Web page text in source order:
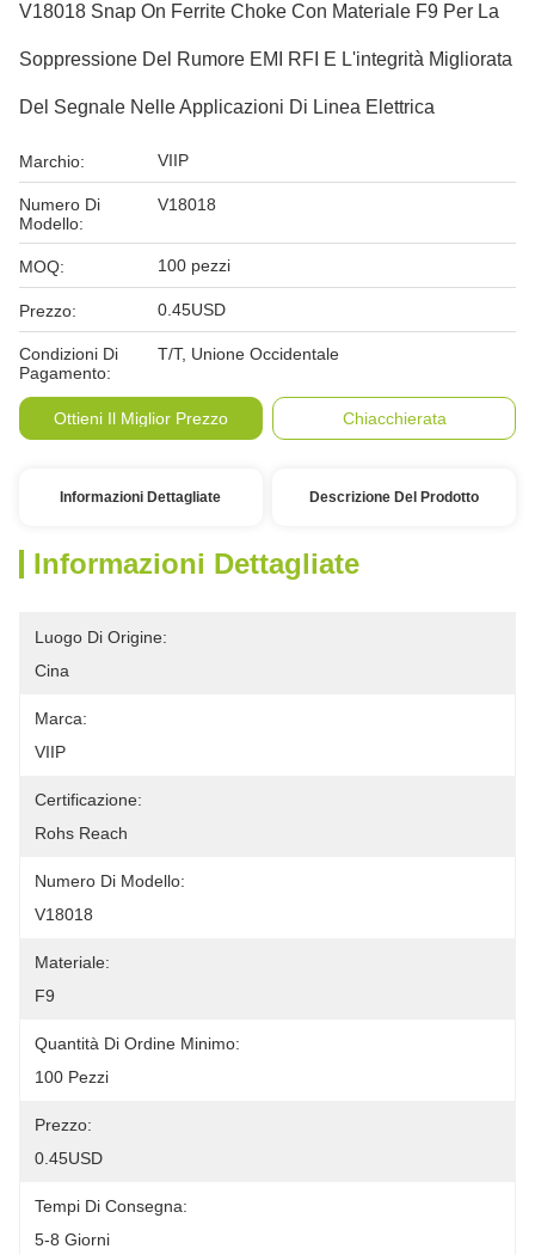
V18018 Snap On Ferrite Choke Con Materiale F9 Per La
Soppressione Del Rumore EMI RFI E L'integrità Migliorata
Del Segnale Nelle Applicazioni Di Linea Elettrica
Marchio: VIIP
Numero Di
Modello:
V18018
MOQ: 100 pezzi
Prezzo: 0.45USD
Condizioni Di
Pagamento:
T/T, Unione Occidentale
Ottieni Il Miglior Prezzo Chiacchierata
Informazioni Dettagliate Descrizione Del Prodotto
Informazioni Dettagliate
Luogo Di Origine:
Cina
Marca:
VIIP
Certificazione:
Rohs Reach
Numero Di Modello:
V18018
Materiale:
F9
Quantità Di Ordine Minimo:
100 Pezzi
Prezzo:
0.45USD
Tempi Di Consegna:
5-8 Giorni